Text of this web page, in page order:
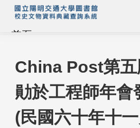
首頁
藏品查詢
校史館簡介
藏品清單全覽
China Post第
勛於工程師年會
(民國六十年十